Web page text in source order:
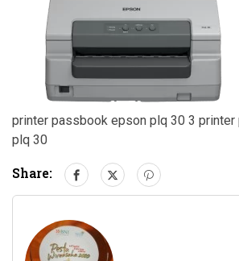
printer passbook epson plq 30 3
plq 30
Share: